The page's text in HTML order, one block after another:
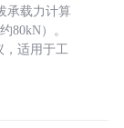
承载力计算
80kN）。
，适用于工